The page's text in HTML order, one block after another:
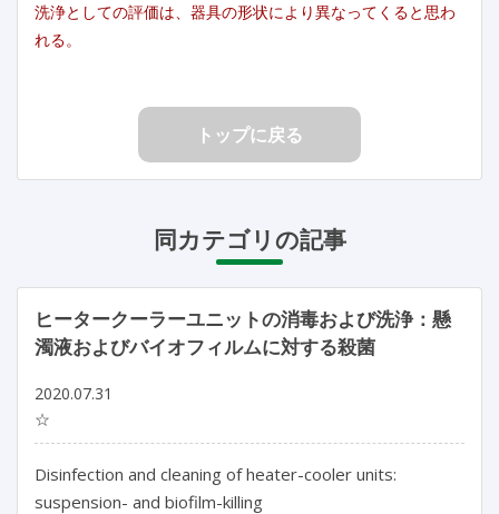
洗浄としての評価は、器具の形状により異なってくると思わ
れる。
トップに戻る
同カテゴリの記事
ヒータークーラーユニットの消毒および洗浄：懸
濁液およびバイオフィルムに対する殺菌
2020.07.31
☆
Disinfection and cleaning of heater-cooler units:
suspension- and biofilm-killing